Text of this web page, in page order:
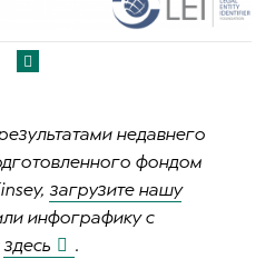
недавнего
фондом
загрузите нашу
инфографику с
здесь .